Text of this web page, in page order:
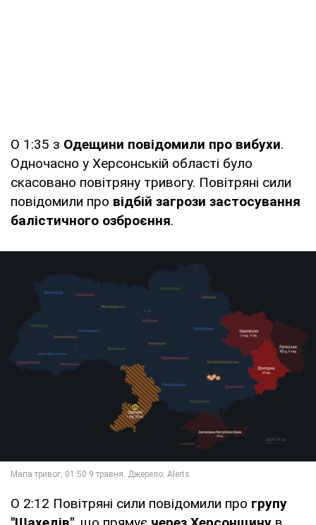
О 1:35 з Одещини повідомили про вибухи.
Одночасно у Херсонській області було
скасовано повітряну тривогу. Повітряні сили
повідомили про відбій загрози застосування
балістичного озброєння.
О 2:12 Повітряні сили повідомили про групу